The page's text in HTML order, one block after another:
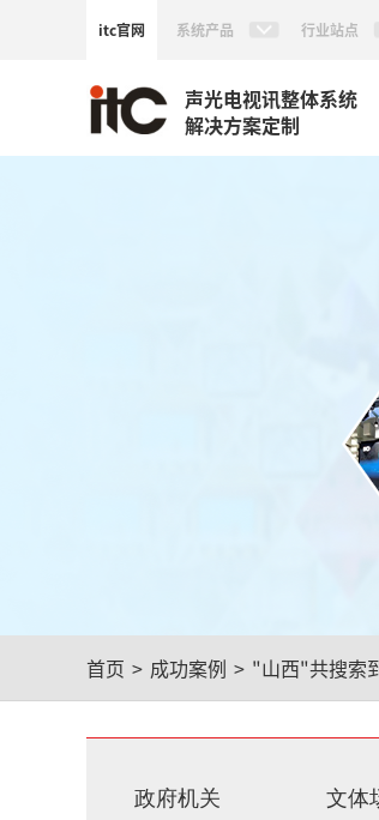
itc官网 系统产品 行业站点
声光电视讯整体系统
解决方案定制
首页 > 成功案例 > "山西"共搜索
政府机关 文体